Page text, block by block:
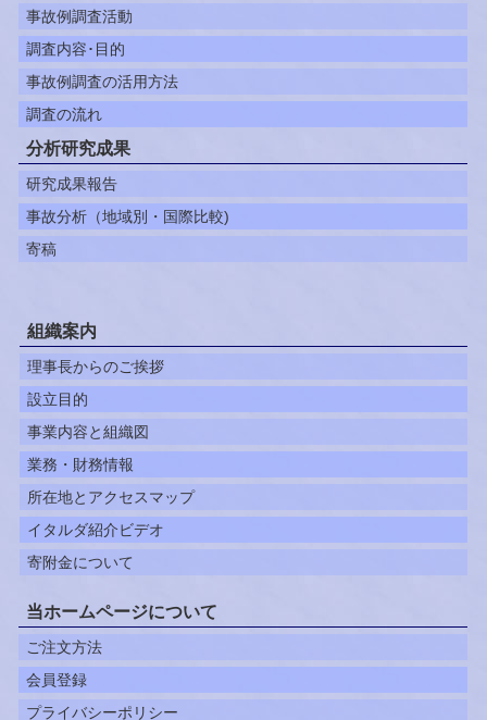
事故例調査活動
調査内容･目的
事故例調査の活用方法
調査の流れ
分析研究成果
研究成果報告
事故分析（地域別・国際比較)
寄稿
組織案内
理事長からのご挨拶
設立目的
事業内容と組織図
業務・財務情報
所在地とアクセスマップ
イタルダ紹介ビデオ
寄附金について
当ホームページについて
ご注文方法
会員登録
プライバシーポリシー